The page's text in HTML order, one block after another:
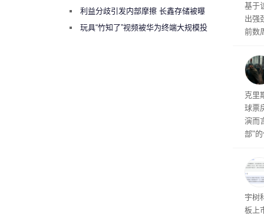
保护
基于
出强
前数
限
粒的
频水
导演
克里
球票
演而
部"
士
点
宇树
板上
绕梁”利益分歧引发内部摩擦 长鑫存储被曝
曾将华为驻场工程师驱逐出研发基地
玩具“竹知了”视频被华为终端大规模投